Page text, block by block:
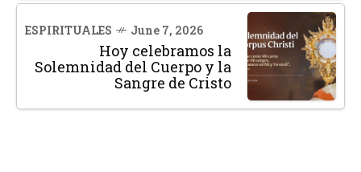
ESPIRITUALES June 7, 2026
Hoy celebramos la
Solemnidad del Cuerpo y la
Sangre de Cristo